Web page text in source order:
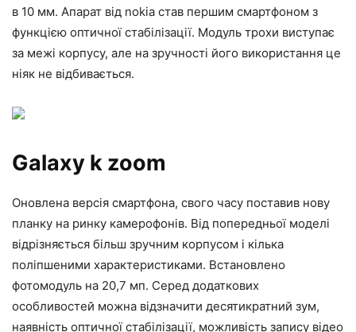
в 10 мм. Апарат від nokia став першим смартфоном з
функцією оптичної стабілізації. Модуль трохи виступає
за межі корпусу, але на зручності його використання це
ніяк не відбивається.
Galaxy k zoom
Оновлена версія смартфона, свого часу поставив нову
планку на ринку камерофонів. Від попередньої моделі
відрізняється більш зручним корпусом і кілька
поліпшеними характеристиками. Встановлено
фотомодуль на 20,7 мп. Серед додаткових
особливостей можна відзначити десятикратний зум,
наявність оптичної стабілізації, можливість запису відео